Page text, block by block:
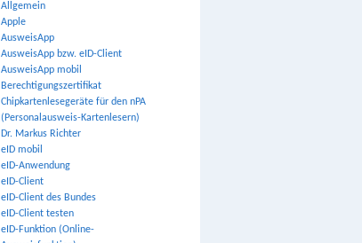
Allgemein
Apple
AusweisApp
AusweisApp bzw. eID-Client
AusweisApp mobil
Berechtigungszertifikat
Chipkartenlesegeräte für den nPA
(Personalausweis-Kartenlesern)
Dr. Markus Richter
eID mobil
eID-Anwendung
eID-Client
eID-Client des Bundes
eID-Client testen
eID-Funktion (Online-